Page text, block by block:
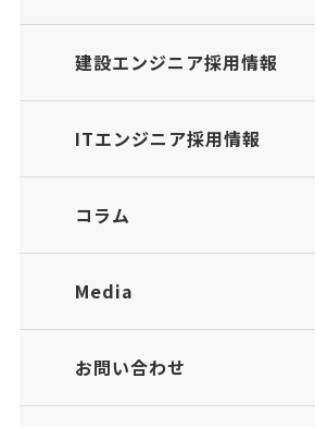
建設エンジニア採用情報
ITエンジニア採用情報
コラム
Media
お問い合わせ